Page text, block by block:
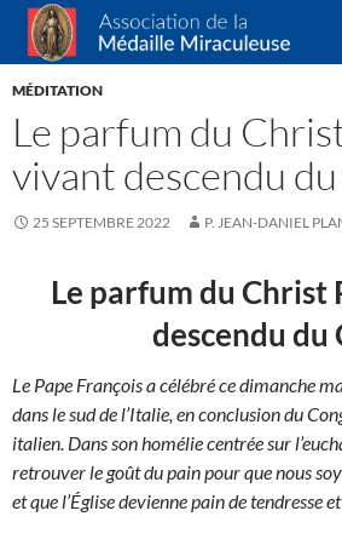
Association de la Médaille
Recherche
ALLER
AU
MÉDITATION
Le parfum du
vivant descendu
25 SEPTEMBRE 2022 P. JEAN-DANIEL
Le parfum du Christ
descendu du
Le Pape François a célébré ce dimanche
dans le sud de l’Italie, en conclusion du
italien. Dans son homélie centrée sur
retrouver le goût du pain pour que nous
et que l’Église devienne pain de tendresse